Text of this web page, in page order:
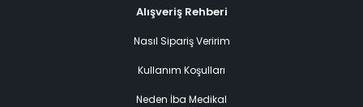
Alışveriş Rehberi
Nasıl Sipariş Veririm
Kullanım Koşulları
Neden İba Medikal